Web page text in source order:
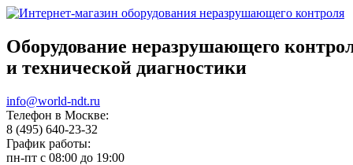
Оборудование неразрушающего
и технической диагностики
info@world-ndt.ru
Телефон в Москве:
8 (495) 640-23-32
График работы:
пн-пт с 08:00 до 19:00